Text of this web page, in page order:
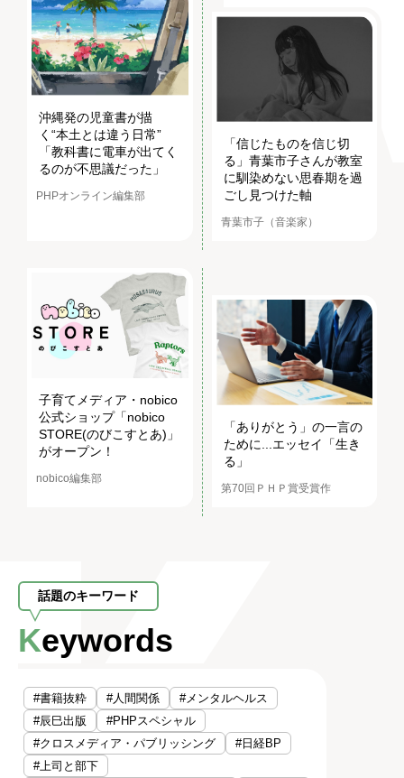
沖縄発の児童書が描
く“本土とは違う日常”
「教科書に電車が出てく
るのが不思議だった」
PHPオンライン編集部
「信じたものを信じ切
る」青葉市子さんが教室
に馴染めない思春期を過
ごし見つけた軸
青葉市子（音楽家）
子育てメディア・nobico
公式ショップ「nobico
STORE(のびこすとあ)」
がオープン！
nobico編集部
「ありがとう」の一言の
ために...エッセイ「生き
る」
第70回ＰＨＰ賞受賞作
話題のキーワード
Keywords
#書籍抜粋 #人間関係
#メンタルヘルス
#辰巳出版
#PHPスペシャル
#クロスメディア・パブリッシング
#日経BP
#上司と部下